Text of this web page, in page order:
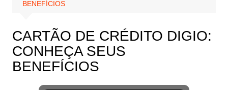
BENEFÍCIOS
CARTÃO DE CRÉDITO DIGIO:
CONHEÇA SEUS
BENEFÍCIOS